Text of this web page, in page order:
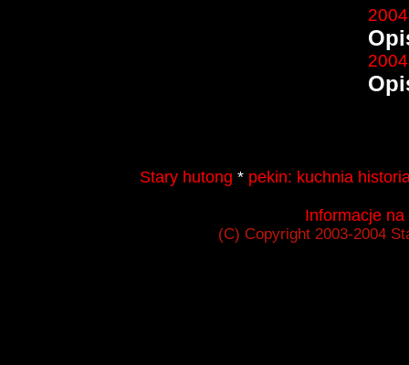
Stary hutong * pekin: kuchnia
Informacje
(C) Copyright 2003-2004